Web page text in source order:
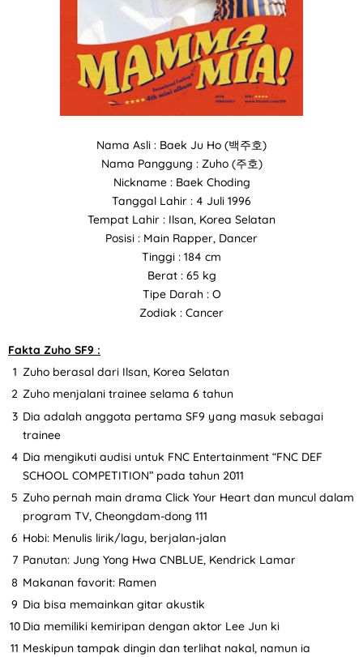
Nama Asli : Baek Ju Ho (백주호)
Nama Panggung : Zuho (주호)
Nickname : Baek Choding
Tanggal Lahir : 4 Juli 1996
Tempat Lahir : Ilsan, Korea Selatan
Posisi : Main Rapper, Dancer
Tinggi : 184 cm
Berat : 65 kg
Tipe Darah : O
Zodiak : Cancer
Fakta Zuho SF9 :
Zuho berasal dari Ilsan, Korea Selatan
Zuho menjalani trainee selama 6 tahun
Dia adalah anggota pertama SF9 yang masuk sebagai
trainee
Dia mengikuti audisi untuk FNC Entertainment “FNC DEF
SCHOOL COMPETITION” pada tahun 2011
Zuho pernah main drama Click Your Heart dan muncul dalam
program TV, Cheongdam-dong 111
Hobi: Menulis lirik/lagu, berjalan-jalan
Panutan: Jung Yong Hwa CNBLUE, Kendrick Lamar
Makanan favorit: Ramen
Dia bisa memainkan gitar akustik
Dia memiliki kemiripan dengan aktor Lee Jun ki
Meskipun tampak dingin dan terlihat nakal, namun ia